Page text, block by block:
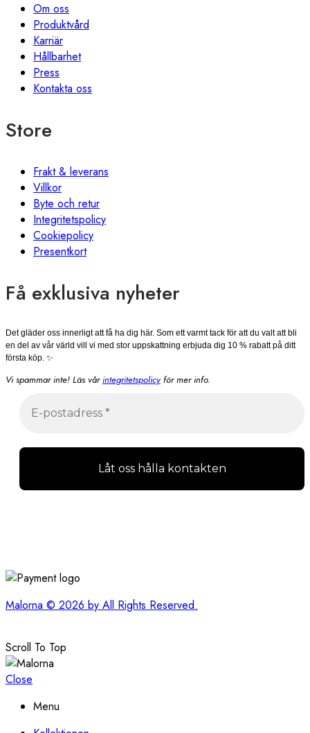
Om oss
Produktvård
Karriär
Hållbarhet
Press
Kontakta oss
Store
Frakt & leverans
Villkor
Byte och retur
Integritetspolicy
Cookiepolicy
Presentkort
Få exklusiva nyheter
Det gläder oss innerligt att få ha dig här. Som ett varmt tack för att du valt att bli
en del av vår värld vill vi med stor uppskattning erbjuda dig 10 % rabatt på ditt
första köp. ✨
Vi spammar inte! Läs vårintegritetspolicy för mer info.
Malorna © 2026 by All Rights Reserved.
Scroll To Top
Close
Menu